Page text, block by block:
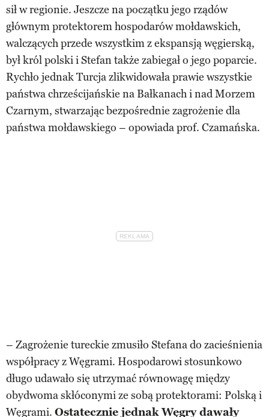
sił w regionie. Jeszcze na początku jego rządów
głównym protektorem hospodarów mołdawskich,
walczących przede wszystkim z ekspansją węgierską,
był król polski i Stefan także zabiegał o jego poparcie.
Rychło jednak Turcja zlikwidowała prawie wszystkie
państwa chrześcijańskie na Bałkanach i nad Morzem
Czarnym, stwarzając bezpośrednie zagrożenie dla
państwa mołdawskiego – opowiada prof. Czamańska.
– Zagrożenie tureckie zmusiło Stefana do zacieśnienia
współpracy z Węgrami. Hospodarowi stosunkowo
długo udawało się utrzymać równowagę między
obydwoma skłóconymi ze sobą protektorami: Polską i
Węgrami. Ostatecznie jednak Węgry dawały